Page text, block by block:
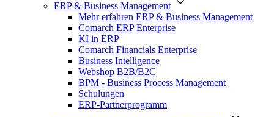
ERP & Business Management
Mehr erfahren ERP & Business Management
Comarch ERP Enterprise
KI in ERP
Comarch Financials Enterprise
Business Intelligence
Webshop B2B/B2C
BPM - Business Process Management
Schulungen
ERP-Partnerprogramm